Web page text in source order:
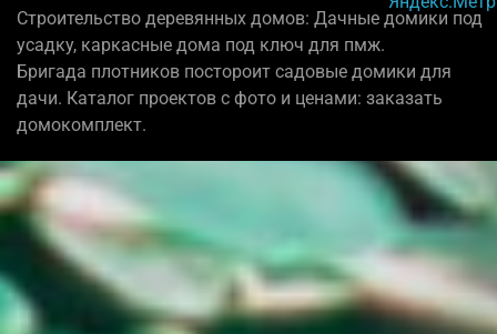
Строительство деревянных домов: Дачные домики под
усадку, каркасные дома под ключ для пмж.
Бригада плотников постороит садовые домики для
дачи. Каталог проектов с фото и ценами: заказать
домокомплект.